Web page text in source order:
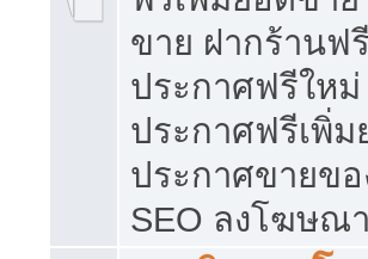
ขาย ฝากร้านฟ
ประกาศฟรีใหม่
ประกาศฟรีเพิ่
ประกาศขายข
SEO ลงโฆษณ